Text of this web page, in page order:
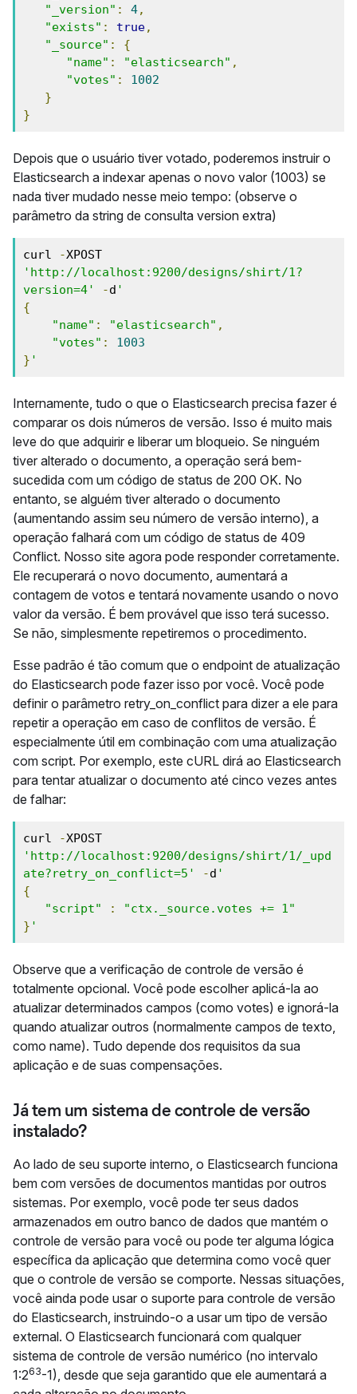
"_version" : 4,
"exists" : true,
"_source" :
{
"name" : "elasticsearch" ,
"votes" :
1002
}
}
Depois que o usuário tiver votado, poderemos instruir o
Elasticsearch a indexar apenas o novo valor (1003) se
nada tiver mudado nesse meio tempo: (observe o
parâmetro da string de consulta version extra)
curl -
'http://localhost:9200/designs/shirt/1?
version=4'
-d '
{
"name" : "elasticsearch" ,
"votes" :
1003
} '
Internamente, tudo o que o Elasticsearch precisa fazer é
comparar os dois números de versão. Isso é muito mais
leve do que adquirir e liberar um bloqueio. Se ninguém
tiver alterado o documento, a operação será bem-
sucedida com um código de status de 200 OK. No
entanto, se alguém tiver alterado o documento
(aumentando assim seu número de versão interno), a
operação falhará com um código de status de 409
Conflict. Nosso site agora pode responder corretamente.
Ele recuperará o novo documento, aumentará a
contagem de votos e tentará novamente usando o novo
valor da versão. É bem provável que isso terá sucesso.
Se não, simplesmente repetiremos o procedimento.
Esse padrão é tão comum que o endpoint de atualização
do Elasticsearch pode fazer isso por você. Você pode
definir o parâmetro retry_on_conflict para dizer a ele para
repetir a operação em caso de conflitos de versão. É
especialmente útil em combinação com uma atualização
com script. Por exemplo, este cURL dirá ao Elasticsearch
para tentar atualizar o documento até cinco vezes antes
de falhar:
curl -
'http://localhost:9200/designs/shirt/1/_upd
ate?retry_on_conflict=5'
-d '
{
"script"
:
"ctx._source.votes += 1"
} '
Observe que a verificação de controle de versão é
totalmente opcional. Você pode escolher aplicá-la ao
atualizar determinados campos (como votes) e ignorá-la
quando atualizar outros (normalmente campos de texto,
como name). Tudo depende dos requisitos da sua
aplicação e de suas compensações.
Já tem um sistema de controle de versão
instalado?
Ao lado de seu suporte interno, o Elasticsearch funciona
bem com versões de documentos mantidas por outros
sistemas. Por exemplo, você pode ter seus dados
armazenados em outro banco de dados que mantém o
controle de versão para você ou pode ter alguma lógica
específica da aplicação que determina como você quer
que o controle de versão se comporte. Nessas situações,
você ainda pode usar o suporte para controle de versão
do Elasticsearch, instruindo-o a usar um tipo de versão
external. O Elasticsearch funcionará com qualquer
sistema de controle de versão numérico (no intervalo
1:263-1), desde que seja garantido que ele aumentará a